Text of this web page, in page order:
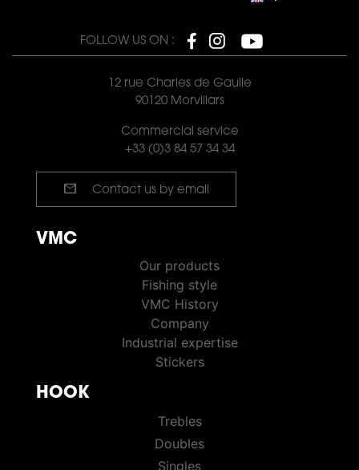
FOLLOW US ON :
12 rue Charles de Gaulle
90120 Morvillars
Commercial service
+33 (0)3 84 57 34 34
mail Contact us by email
VMC
Our products
Fishing style
VMC History
Company
Industrial expertise
Stickers
HOOK
Trebles
Doubles
Singles